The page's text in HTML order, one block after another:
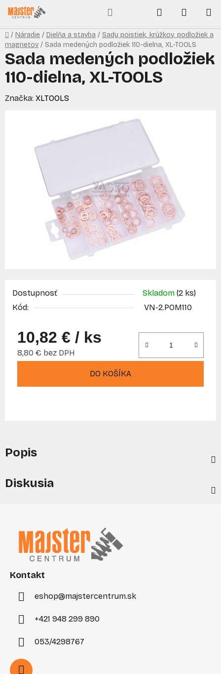
Prejsť
na
obsah
Hľadať
KOŠÍK
Domov
/ Náradie / Dielňa a stavba / Sady poistiek, krúžkov, podložiek a
magnetov / Sada medených podložiek 110-dielna, XL-TOOLS
Dostupnosť Skladom (2 ks)
Kód:
VN-2.POM110
10,82 € / ks
8,80 € bez DPH
DO KOŠÍKA
Sada medených podložiek
110-dielna, XL-TOOLS
Značka: XLTOOLS
Popis
Diskusia
Kontakt
eshop@majstercentrum.sk
+421 948 299 890
053/4298767